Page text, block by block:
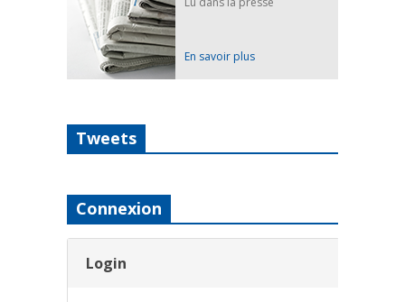
En savoir plus
Tweets
Connexion
Login